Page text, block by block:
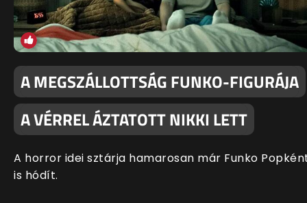
A MEGSZÁLLOTTSÁG FUNKO-FIGURÁJA
A VÉRREL ÁZTATOTT NIKKI LETT
A horror idei sztárja hamarosan már Funko
is hódít.